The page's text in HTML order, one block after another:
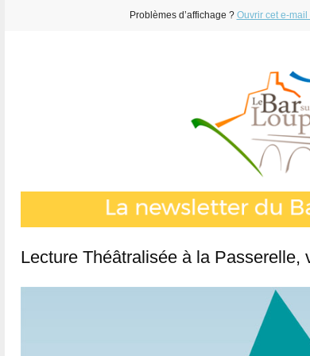
Problèmes d’affichage ? Ouvrir cet e-
Lecture Théâtralisée à la Passerelle,